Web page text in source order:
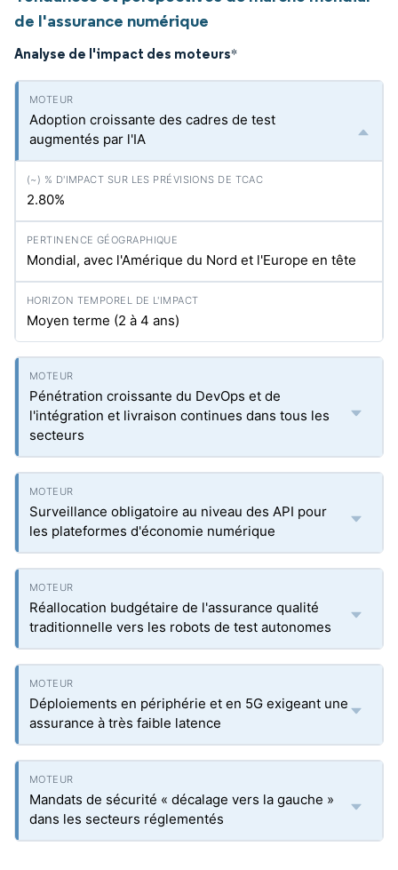
de l'assurance numérique
Analyse de l'impact des moteurs*
Adoption croissante des cadres de test
augmentés par l'IA
2.80%
Mondial, avec l'Amérique du Nord et l'Europe en tête
Moyen terme (2 à 4 ans)
Pénétration croissante du DevOps et de
l'intégration et livraison continues dans tous les
secteurs
Surveillance obligatoire au niveau des API pour
les plateformes d'économie numérique
Réallocation budgétaire de l'assurance qualité
traditionnelle vers les robots de test autonomes
Déploiements en périphérie et en 5G exigeant une
assurance à très faible latence
Mandats de sécurité « décalage vers la gauche »
dans les secteurs réglementés